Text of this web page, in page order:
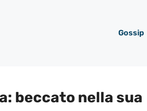
Gossip
beccato nella sua